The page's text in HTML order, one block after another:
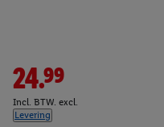
24.99
Incl. BTW. excl.
Levering